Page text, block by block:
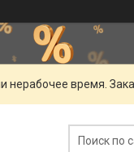
нерабочее время.